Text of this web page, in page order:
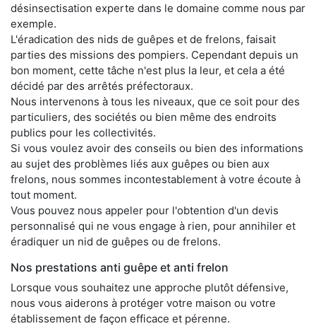
désinsectisation experte dans le domaine comme nous par
exemple.
L'éradication des nids de guêpes et de frelons, faisait
parties des missions des pompiers. Cependant depuis un
bon moment, cette tâche n'est plus la leur, et cela a été
décidé par des arrêtés préfectoraux.
Nous intervenons à tous les niveaux, que ce soit pour des
particuliers, des sociétés ou bien même des endroits
publics pour les collectivités.
Si vous voulez avoir des conseils ou bien des informations
au sujet des problèmes liés aux guêpes ou bien aux
frelons, nous sommes incontestablement à votre écoute à
tout moment.
Vous pouvez nous appeler pour l'obtention d'un devis
personnalisé qui ne vous engage à rien, pour annihiler et
éradiquer un nid de guêpes ou de frelons.
Nos prestations anti guêpe et anti frelon
Lorsque vous souhaitez une approche plutôt défensive,
nous vous aiderons à protéger votre maison ou votre
établissement de façon efficace et pérenne.